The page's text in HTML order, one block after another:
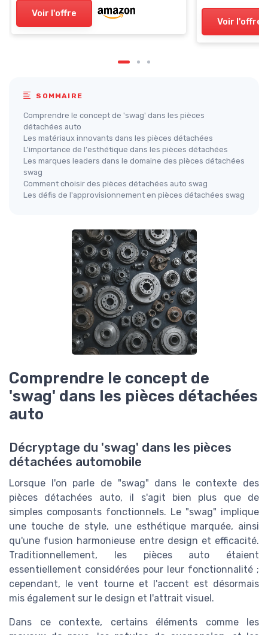
Voir l'offre
Voir l'offre
SOMMAIRE
Comprendre le concept de 'swag' dans les pièces
détachées auto
Les matériaux innovants dans les pièces détachées
L'importance de l'esthétique dans les pièces détachées
Les marques leaders dans le domaine des pièces détachées
swag
Comment choisir des pièces détachées auto swag
Les défis de l'approvisionnement en pièces détachées swag
Comprendre le concept de
'swag' dans les pièces détachées
auto
Décryptage du 'swag' dans les pièces
détachées automobile
Lorsque l'on parle de "swag" dans le contexte des
pièces détachées auto, il s'agit bien plus que de
simples composants fonctionnels. Le "swag" implique
une touche de style, une esthétique marquée, ainsi
qu'une fusion harmonieuse entre design et efficacité.
Traditionnellement, les pièces auto étaient
essentiellement considérées pour leur fonctionnalité ;
cependant, le vent tourne et l'accent est désormais
mis également sur le design et l'attrait visuel.
Dans ce contexte, certains éléments comme les